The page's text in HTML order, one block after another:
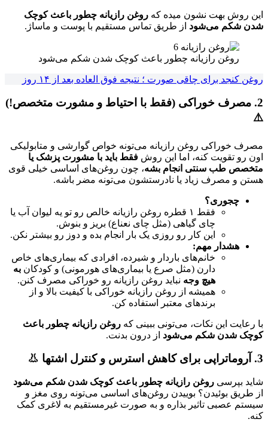
این روش بهت نشون میده که روغن رازیانه چطور باعث کوچک
شدن شکم می‌شود از طریق تماس مستقیم با پوست و ماساژ.
روغن رازیانه چطور باعث کوچک شدن شکم می‌شود
روغن کنجد برای چاقی صورت ؛ نتیجه فوق العاده بعد از ۱۴ روز
2. مصرف خوراکی (فقط با احتیاط و مشورت متخصص!)
⚠️
مصرف خوراکی روغن رازیانه می‌تونه خواص گوارشی و متابولیکی
اون رو تقویت کنه، اما این روش فقط باید با مشورت پزشک یا
متخصص طب سنتی انجام بشه، چون روغن‌های اساسی خیلی قوی
هستن و مصرف زیاد یا نادرستشون می‌تونه مضر باشه.
چجوری؟
فقط ۱ قطره روغن رازیانه خالص رو تو یه لیوان آب یا
چای گیاهی (مثل چای نعناع) بریز و بنوش.
این کار رو روزی یک بار انجام بده و دوز رو بیشتر نکن.
هشدار مهم:
خانم‌های باردار و شیرده، افرادی که بیماری‌های خاص
دارن (مثل صرع یا بیماری‌های هورمونی) و کودکان به
هیچ وجه نباید روغن رازیانه رو خوراکی مصرف کنن.
همیشه از روغن رازیانه خوراکی با کیفیت بالا و از
برندهای معتبر استفاده کن.
با رعایت این نکات، می‌تونی ببینی که روغن رازیانه چطور باعث
کوچک شدن شکم می‌شود از درون بدنت.
3. آروماتراپی برای کاهش استرس و کنترل اشتها 👃
شاید بپرسی روغن رازیانه چطور باعث کوچک شدن شکم می‌شود
از طریق بوئیدن؟ بوییدن روغن‌های اساسی می‌تونه روی مغز و
سیستم عصبی تاثیر بذاره و به صورت غیرمستقیم به لاغری کمک
کنه.